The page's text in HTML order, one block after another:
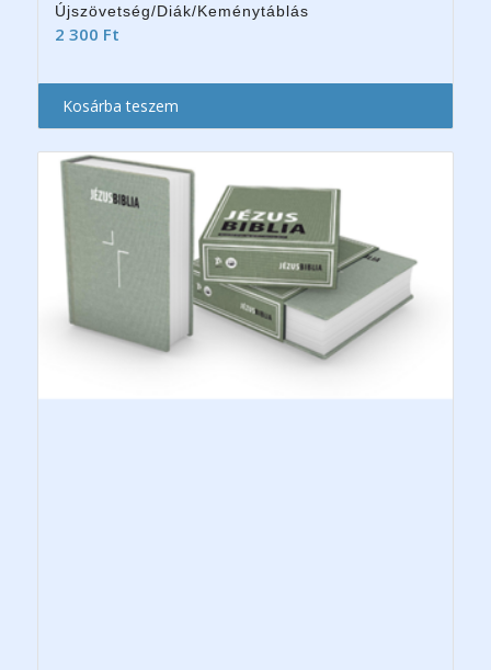
Újszövetség/Diák/Keménytáblás
2 300 Ft
Kosárba teszem